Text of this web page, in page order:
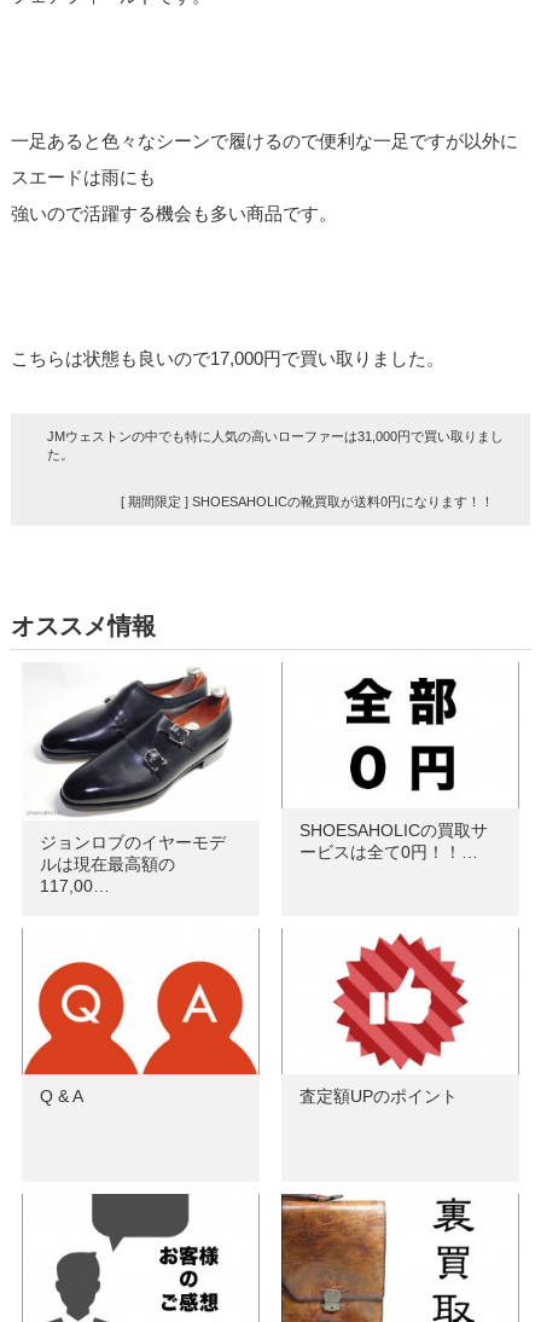
一足あると色々なシーンで履けるので便利な一足ですが以外に
スエードは雨にも
強いので活躍する機会も多い商品です。
こちらは状態も良いので17,000円で買い取りました。
JMウェストンの中でも特に人気の高いローファーは31,000円で買い取りまし
た。
[ 期間限定 ] SHOESAHOLICの靴買取が送料0円になります！！
オススメ情報
ジョンロブのイヤーモデ
ルは現在最高額の
117,00…
SHOESAHOLICの買取サ
ービスは全て0円！！…
Q & A 査定額UPのポイント